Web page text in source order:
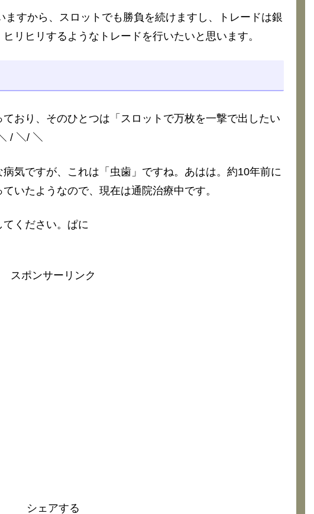
ますから、スロットでも勝負を続けますし、トレードは銀
リヒリするようなトレードを行いたいと思います。
おり、そのひとつは「スロットで万枚を一撃で出したい
/ ＼/ ＼
気ですが、これは「虫歯」ですね。あはは。約10年前に
いたようなので、現在は通院治療中です。
ください。ぱに
スポンサーリンク
シェアする